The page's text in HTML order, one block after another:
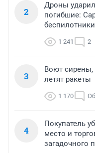
2
Дроны
погибшие:
беспилотники
1 241 2
3
Воют сирены,
летят ракеты
1 170
4
Покупатель
место и
загадочного